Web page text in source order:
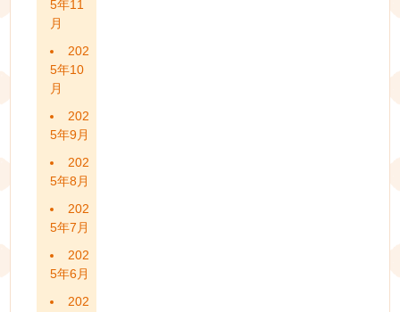
5年11
月
202
5年10
月
202
5年9月
202
5年8月
202
5年7月
202
5年6月
202